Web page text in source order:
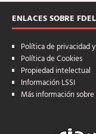
ENLACES SOBRE
Política de privacidad
Política de Cookies
Propiedad intelectual
Información LSSI
Más información